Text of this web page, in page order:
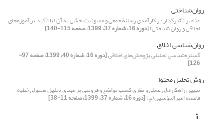
روان‌شناختی
عناصر تأثیرگذار در کارآمدی رسانۀ جمعی و مصونیت‌بخشی به آن (با تأکید بر آموزه‌های
اخلاقی و روان شناختی)[دوره 16، شماره 37، 1399، صفحه 115-140]
روان‌شناسی اخلاق
گستره‌شناسی تحلیلی پژوهش‌های اخلاقی [دوره 16، شماره 40، 1399، صفحه 97-
126]
روش تحلیل محتوا
تبیین راهکارهای عملی و نظری کسب تواضع و فروتنی بر مبنای تحلیل محتوای خطبه
قاصعه امیرالمؤمنین(ع)[دوره 16، شماره 37، 1399، صفحه 11-38]